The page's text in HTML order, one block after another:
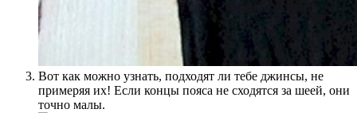
Вот как можно узнать, подходят ли тебе джинсы, не
примеряя их! Если концы пояса не сходятся за шеей, они
точно малы.